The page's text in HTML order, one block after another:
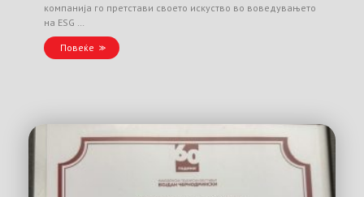
компанија го претстави своето искуство во воведувањето
на ESG …
Повеќе